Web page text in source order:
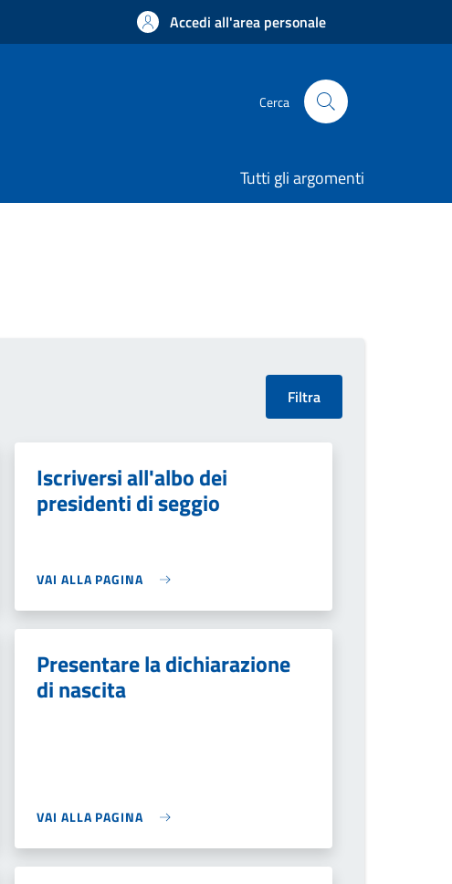
Accedi all'area personale
Cerca
Tutti gli argomenti
Iscriversi all'albo dei
presidenti di seggio
VAI ALLA PAGINA
Presentare la dichiarazione
di nascita
VAI ALLA PAGINA